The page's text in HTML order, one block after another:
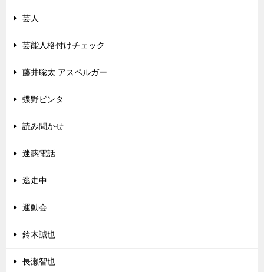
芸人
芸能人格付けチェック
藤井聡太 アスペルガー
蝶野ビンタ
読み聞かせ
迷惑電話
逃走中
運動会
鈴木誠也
長瀬智也